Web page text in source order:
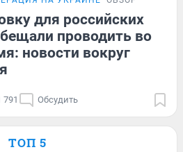
для российских
проводить во
новости вокруг
791 Обсудить
ТОП 5